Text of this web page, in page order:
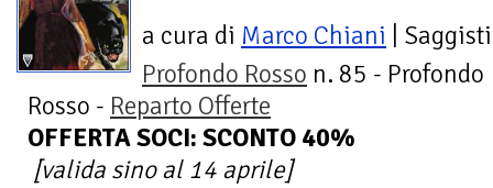
a cura di Marco Chiani |
Profondo Rosso n. 85 - Profondo
Rosso - Reparto Offerte
OFFERTA SOCI: SCONTO 40%
[valida sino al 14 aprile]